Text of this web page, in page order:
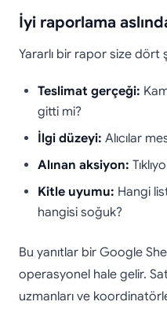
İyi raporlama
Yararlı bir rapor size dört
Teslimat gerçeği:
gitti mi?
İlgi düzeyi: Alıcılar
Alınan aksiyon:
Kitle uyumu: Hangi
hangisi soğuk?
Bu yanıtlar bir Google
operasyonel hale gelir.
uzmanları ve